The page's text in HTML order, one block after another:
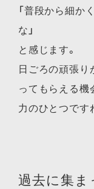
「普段から細か
な」
と感じます。
日ごろの頑張り
ってもらえる機
力のひとつです
過去に集ま